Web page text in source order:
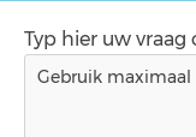
Typ hier uw